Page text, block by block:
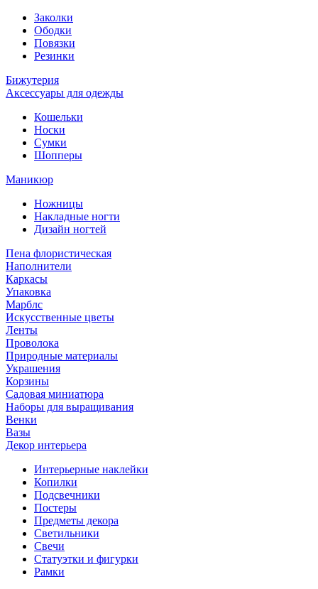
Заколки
Ободки
Повязки
Резинки
Бижутерия
Аксессуары для одежды
Кошельки
Носки
Сумки
Шопперы
Маникюр
Ножницы
Накладные ногти
Дизайн ногтей
Пена флористическая
Наполнители
Каркасы
Упаковка
Марблс
Искусственные цветы
Ленты
Проволока
Природные материалы
Украшения
Корзины
Садовая миниатюра
Наборы для выращивания
Венки
Вазы
Декор интерьера
Интерьерные наклейки
Копилки
Подсвечники
Постеры
Предметы декора
Светильники
Свечи
Статуэтки и фигурки
Рамки